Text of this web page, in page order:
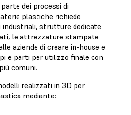
dei processi di
plastiche richiede
industriali, strutture dedicate
le attrezzature stampate
aziende di creare in-house e
e parti per utilizzo finale con
comuni.
realizzati in 3D per
mediante: